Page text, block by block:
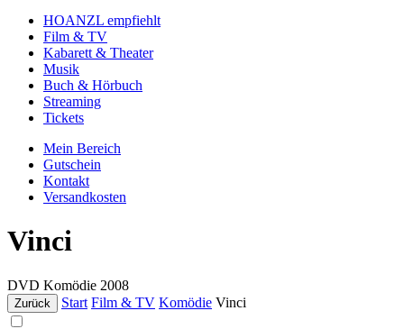
HOANZL empfiehlt
Film & TV
Kabarett & Theater
Musik
Buch & Hörbuch
Streaming
Tickets
Mein Bereich
Gutschein
Kontakt
Versandkosten
Vinci
DVD Komödie 2008
Zurück Start Film & TV Komödie Vinci